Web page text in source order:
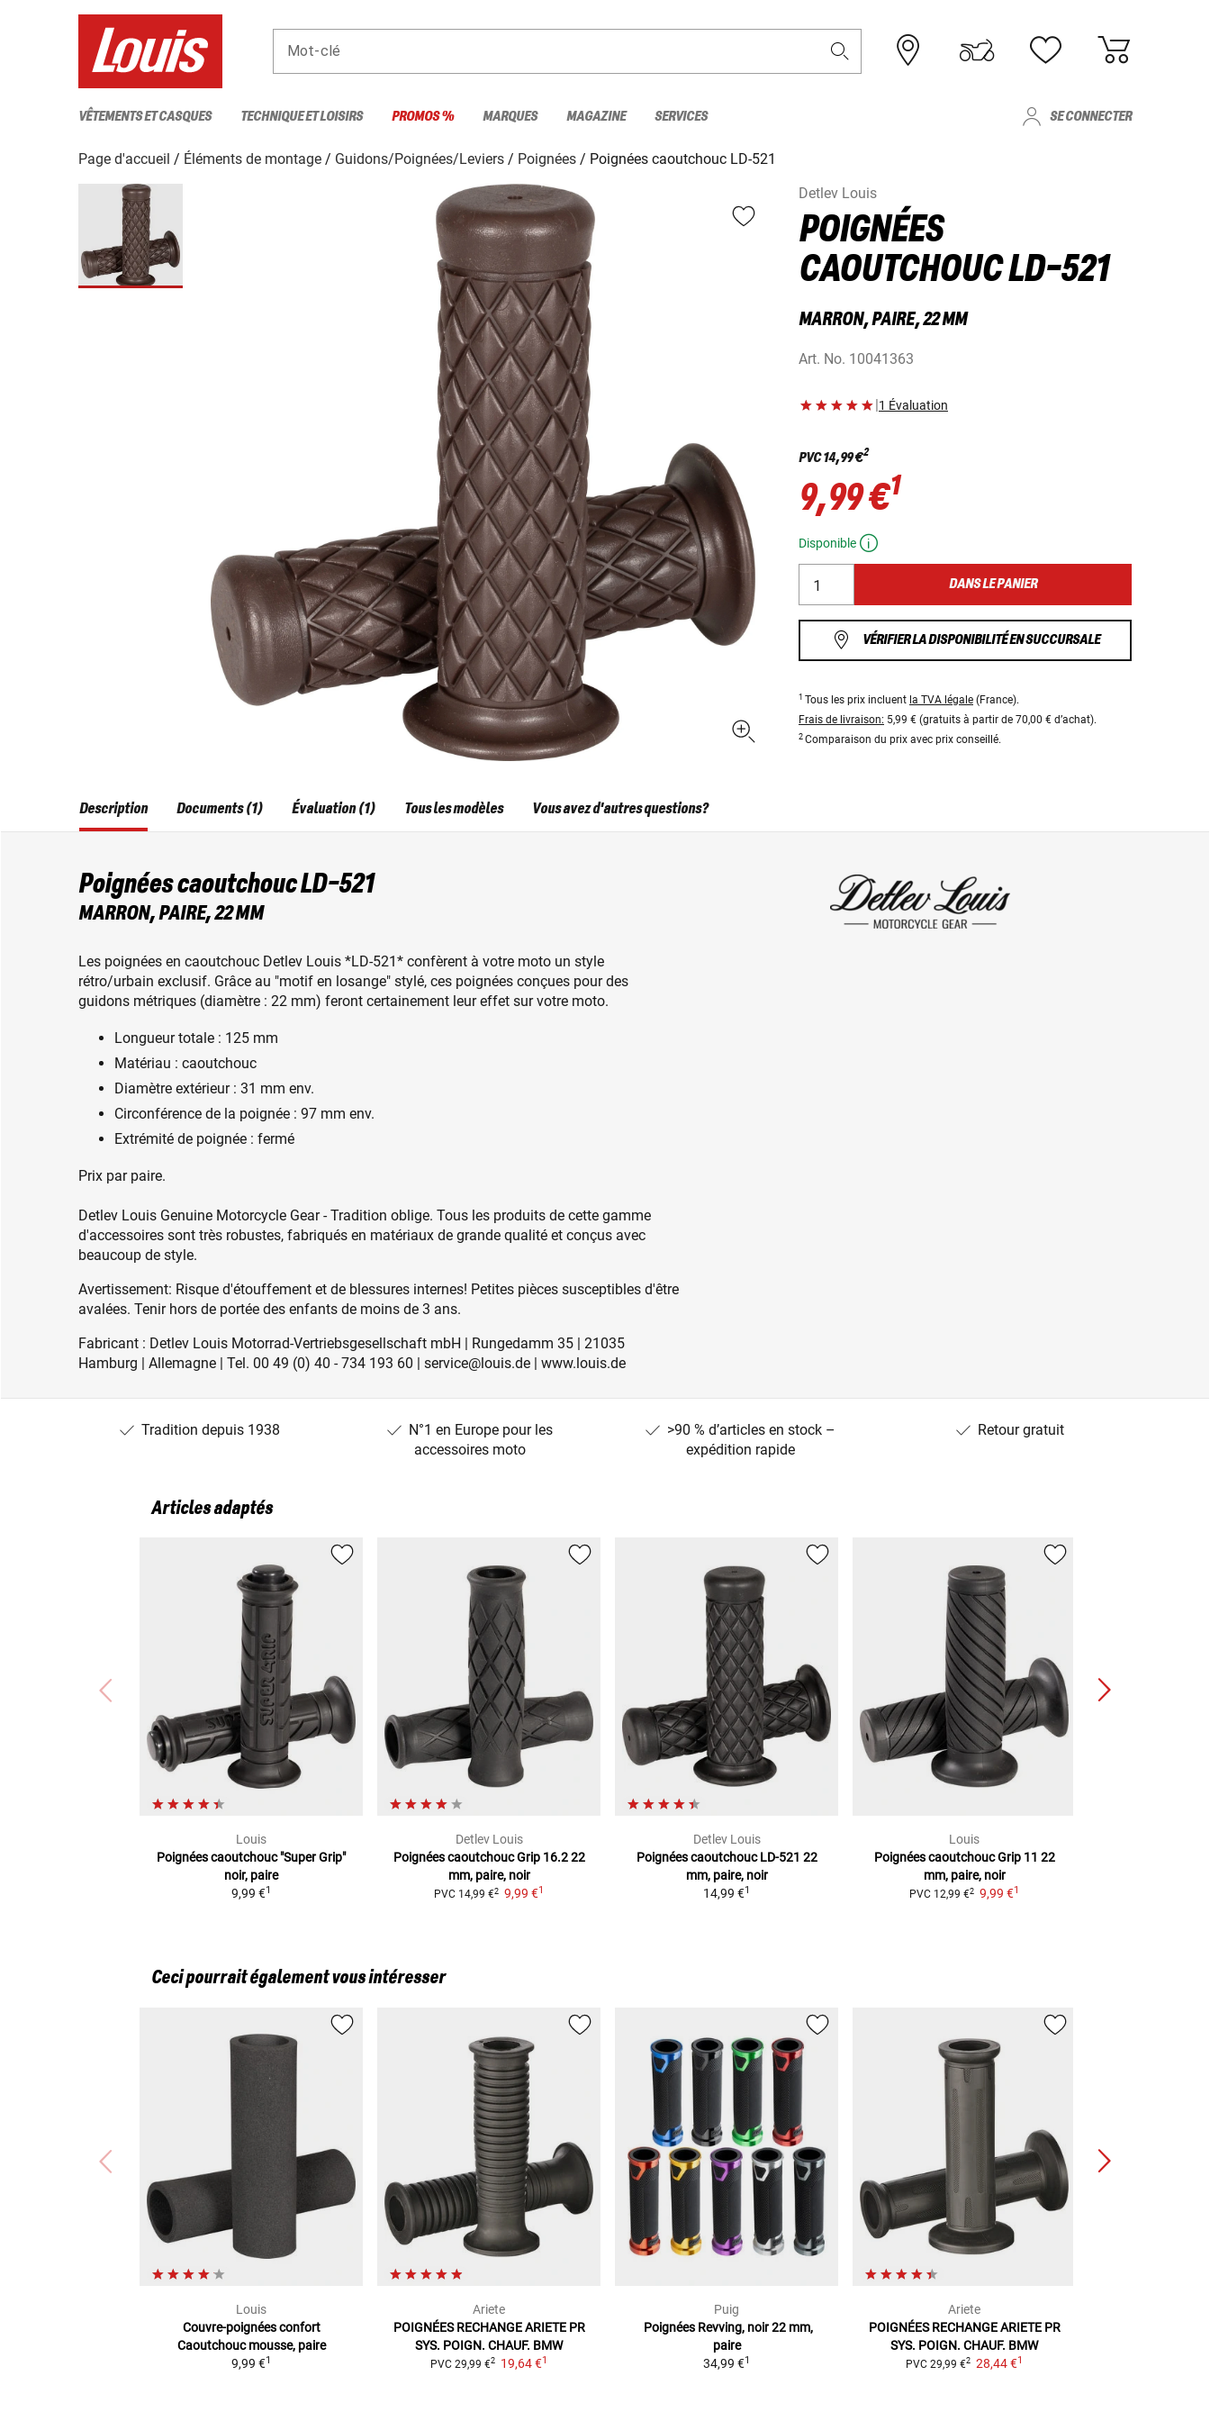
Mot-clé
VÊTEMENTS ET CASQUES TECHNIQUE ET LOISIRS PROMOS % MARQUES MAGAZINE SERVICES SE CONNECTER
Page d'accueil Éléments de montage Guidons/Poignées/Leviers Poignées
Poignées caoutchouc LD-521
Detlev Louis
POIGNÉES
CAOUTCHOUC LD-521
MARRON, PAIRE, 22 MM
Art. No. 10041363
|1 Évaluation
PVC14,99 €2
9,99 €1
Disponible
DANS LE PANIER
VÉRIFIER LA DISPONIBILITÉ EN SUCCURSALE
1 Tous les prix incluent la TVA légale (France).
Frais de livraison: 5,99 € (gratuits à partir de 70,00 € d’achat).
2 Comparaison du prix avec prix conseillé.
Description
Poignées caoutchouc LD-521
MARRON, PAIRE, 22 MM
Les poignées en caoutchouc Detlev Louis *LD-521* confèrent à votre moto un style
rétro/urbain exclusif. Grâce au "motif en losange" stylé, ces poignées conçues pour des
guidons métriques (diamètre : 22 mm) feront certainement leur effet sur votre moto.
Longueur totale : 125 mm
Matériau : caoutchouc
Diamètre extérieur : 31 mm env.
Circonférence de la poignée : 97 mm env.
Extrémité de poignée : fermé
Prix par paire.
Detlev Louis Genuine Motorcycle Gear - Tradition oblige. Tous les produits de cette gamme
d'accessoires sont très robustes, fabriqués en matériaux de grande qualité et conçus avec
beaucoup de style.
Avertissement: Risque d'étouffement et de blessures internes! Petites pièces susceptibles d'être
avalées. Tenir hors de portée des enfants de moins de 3 ans.
Fabricant : Detlev Louis Motorrad-Vertriebsgesellschaft mbH | Rungedamm 35 | 21035
Hamburg | Allemagne | Tel. 00 49 (0) 40 - 734 193 60 | service@louis.de | www.louis.de
Documents (1) Évaluation (1) Tous les modèles Vous avez d'autres questions?
Tradition depuis 1938
N°1 en Europe pour les
accessoires moto
>90 % d’articles en stock –
expédition rapide
Retour gratuit
Articles adaptés
Louis
Poignées caoutchouc "Super Grip"
noir, paire
9,99 €1
Detlev Louis
Poignées caoutchouc Grip 16.2 22
mm, paire, noir
PVC 14,99 €2 9,99 €1
Detlev Louis
Poignées caoutchouc LD-521 22
mm, paire, noir
14,99 €1
Louis
Poignées caoutchouc Grip 11 22
mm, paire, noir
PVC 12,99 €2 9,99 €1
Ceci pourrait également vous intéresser
Louis
Couvre-poignées confort
Caoutchouc mousse, paire
9,99 €1
Ariete
POIGNÉES RECHANGE ARIETE PR
SYS. POIGN. CHAUF. BMW
PVC 29,99 €2 19,64 €1
Puig
Poignées Revving, noir 22 mm,
paire
34,99 €1
Ariete
POIGNÉES RECHANGE ARIETE PR
SYS. POIGN. CHAUF. BMW
PVC 29,99 €2 28,44 €1